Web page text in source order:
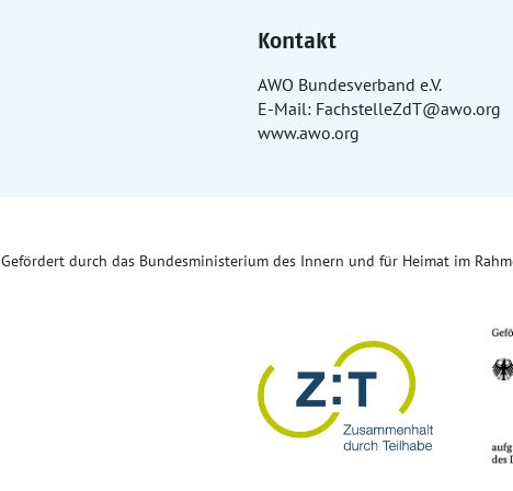
Kontakt
AWO Bundesverband e.V.
E-Mail: FachstelleZdT@awo.org
www.awo.org
Gefördert durch das Bundesministerium des Innern und für Heimat im